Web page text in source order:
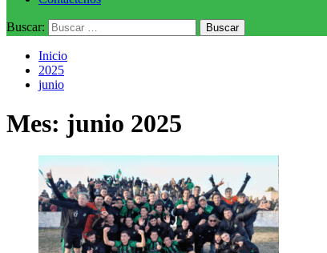
Buscar:
Inicio
2025
junio
Mes: junio 2025